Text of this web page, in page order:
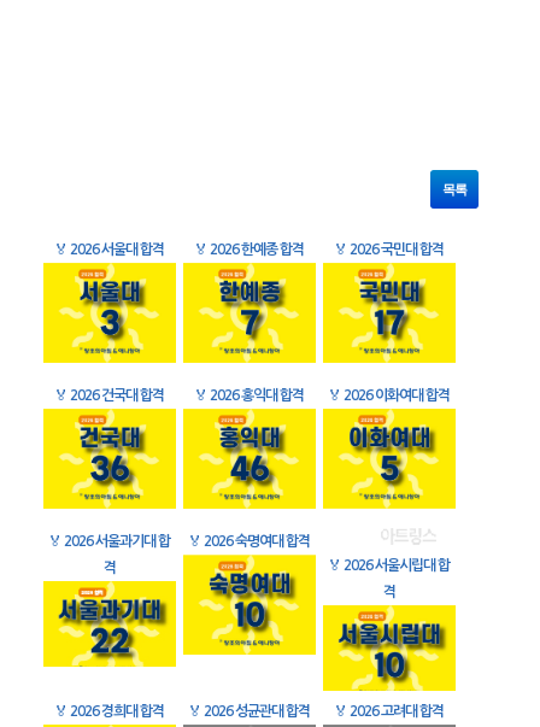
목록
🏅 2026 서울대 합격 🏅 2026 한예종 합격 🏅 2026 국민대 합격
🏅 2026 건국대 합격 🏅 2026 홍익대 합격 🏅 2026 이화여대 합격
🏅 2026 서울과기대 합
격
🏅 2026 숙명여대 합격
🏅 2026 서울시립대 합
격
🏅 2026 경희대 합격 🏅 2026 성균관대 합격 🏅 2026 고려대 합격